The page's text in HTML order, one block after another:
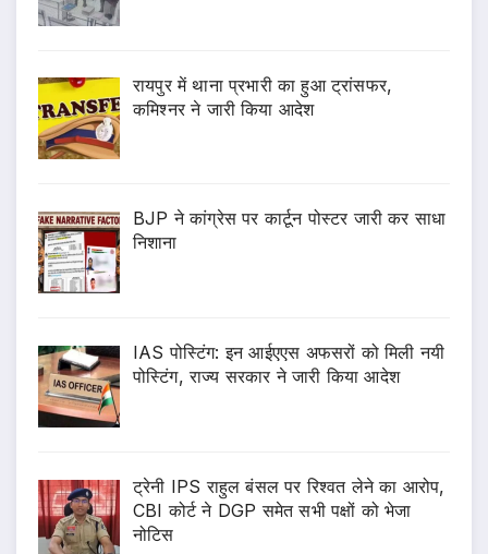
रायपुर में थाना प्रभारी का हुआ ट्रांसफर,
कमिश्नर ने जारी किया आदेश
BJP ने कांग्रेस पर कार्टून पोस्टर जारी कर साधा
निशाना
IAS पोस्टिंग: इन आईएएस अफसरों को मिली नयी
पोस्टिंग, राज्य सरकार ने जारी किया आदेश
ट्रेनी IPS राहुल बंसल पर रिश्वत लेने का आरोप,
CBI कोर्ट ने DGP समेत सभी पक्षों को भेजा
नोटिस